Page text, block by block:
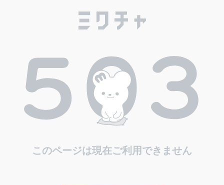
このページは現在ご利用できません